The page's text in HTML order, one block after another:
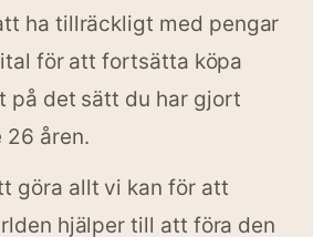
ha tillräckligt med pengar
för att fortsätta köpa
på det sätt du har gjort
26 åren.
göra allt vi kan för att
hjälper till att föra den